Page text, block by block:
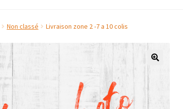
Non classé Livraison zone 2 -7 a 10 colis